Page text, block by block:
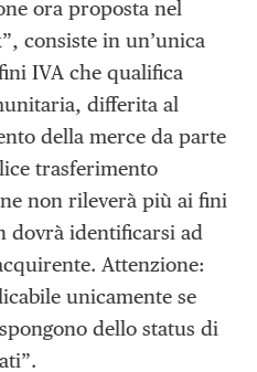
ora proposta nel
consiste in un’unica
IVA che qualifica
differita al
della merce da parte
trasferimento
non rileverà più ai fini
dovrà identificarsi ad
Attenzione:
unicamente se
dello status di